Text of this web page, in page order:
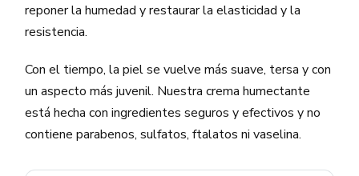
reponer la humedad y restaurar la elasticidad y la
resistencia.
Con el tiempo, la piel se vuelve más suave, tersa y con
un aspecto más juvenil. Nuestra crema humectante
está hecha con ingredientes seguros y efectivos y no
contiene parabenos, sulfatos, ftalatos ni vaselina.